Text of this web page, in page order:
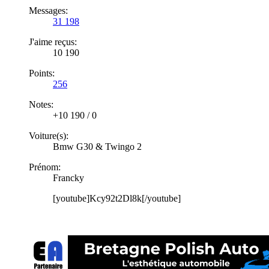
Messages:
31 198
J'aime reçus:
10 190
Points:
256
Notes:
+10 190 /0
Voiture(s):
Bmw G30 & Twingo 2
Prénom:
Francky
[youtube]Kcy92t2Dl8k[/youtube]